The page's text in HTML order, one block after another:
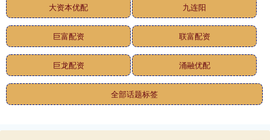
大资本优配 九连阳
巨富配资 联富配资
巨龙配资 涌融优配
全部话题标签